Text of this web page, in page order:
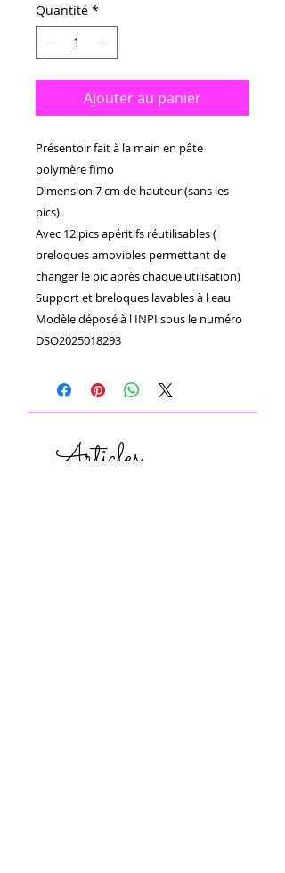
Quantité *
Ajouter au panier
Présentoir fait à la main en pâte
polymère fimo
Dimension 7 cm de hauteur (sans les
pics)
Avec 12 pics apéritifs réutilisables (
breloques amovibles permettant de
changer le pic après chaque utilisation)
Support et breloques lavables à l eau
Modèle déposé à l INPI sous le numéro
DSO2025018293
Articles